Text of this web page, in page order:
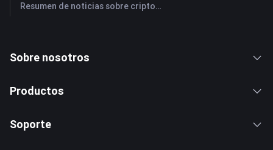
Resumen de noticias sobre criptomonedas de FameEX de hoy | 24 de julio de 2026
Sobre nosotros
Productos
Soporte